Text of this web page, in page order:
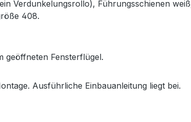
Verdunkelungsrollo), Führungsschienen weiß
408.
geöffneten Fensterflügel.
Ausführliche Einbauanleitung liegt bei.